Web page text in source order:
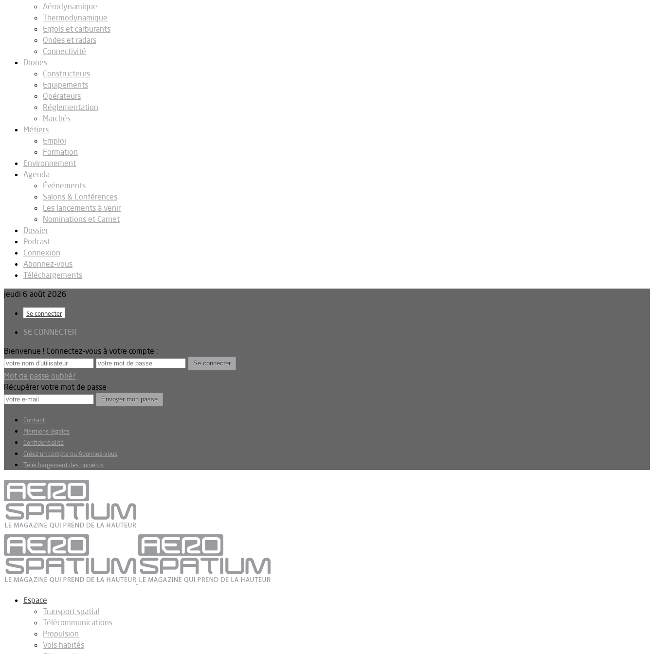
Aérodynamique
Thermodynamique
Ergols et carburants
Ondes et radars
Connectivité
Drones
Constructeurs
Equipements
Opérateurs
Réglementation
Marchés
Métiers
Emploi
Formation
Environnement
Agenda
Événements
Salons & Conférences
Les lancements à venir
Nominations et Carnet
Dossier
Podcast
Connexion
Abonnez-vous
Téléchargements
jeudi 6 août 2026
Se connecter
SE CONNECTER
Bienvenue ! Connectez-vous à votre compte :
Mot de passe oublié?
Récupérer votre mot de passe
Contact
Mentions légales
Confidentialité
Créez un compte ou Abonnez-vous
Téléchargement des numéros
Espace
Transport spatial
Télécommunications
Propulsion
Vols habités